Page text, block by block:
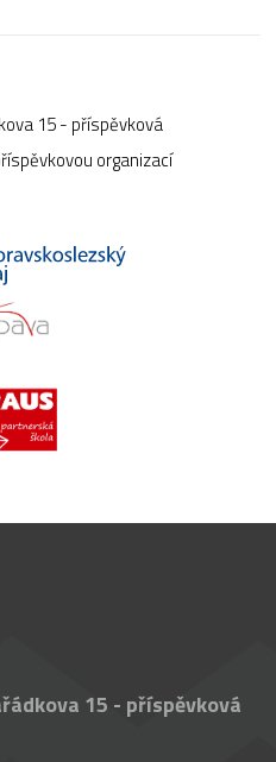
15 - příspěvková
organizací
15 - příspěvková